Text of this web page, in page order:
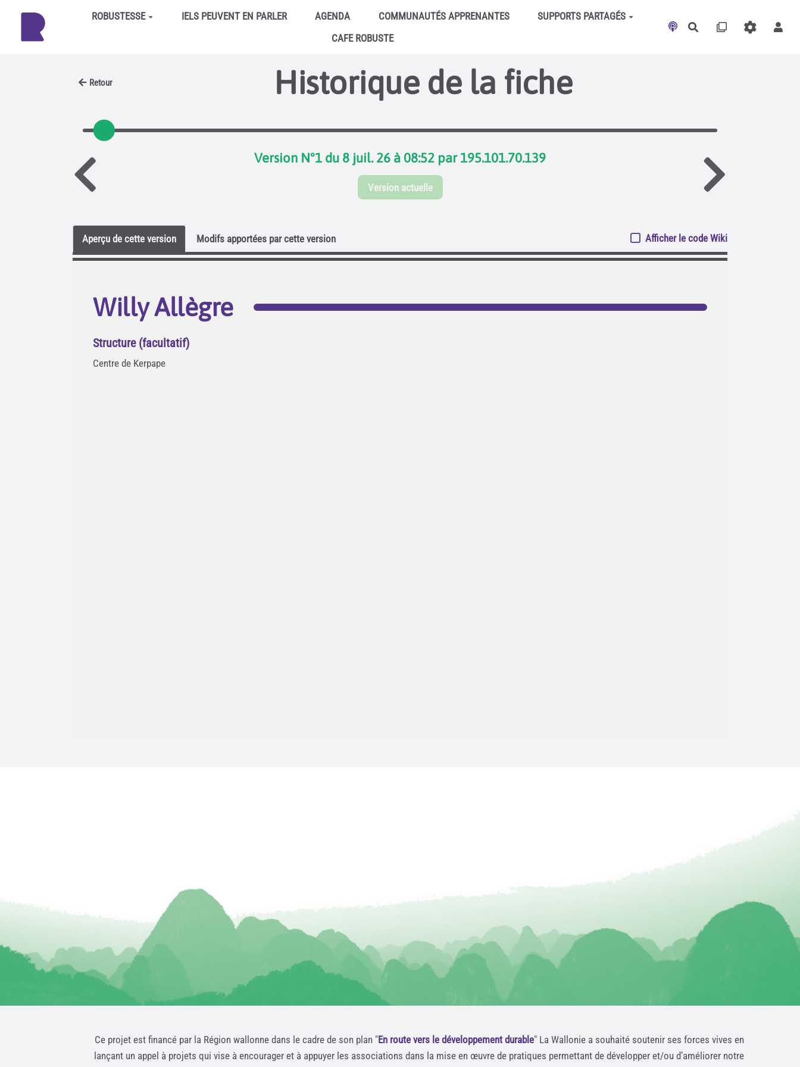
Aller au contenu principalROBUSTESSE IELS PEUVENT EN PARLER AGENDA COMMUNAUTÉS APPRENANTES
SUPPORTS PARTAGÉS
CAFE ROBUSTE
Rechercher
Retour Historique de la fiche
Version N°1 du 8 juil. 26 à 08:52 par 195.101.70.139
Version actuelle
Aperçu de cette version Modifs apportées par cette version Afficher le code Wiki
Willy Allègre
Structure (facultatif)
Centre de Kerpape
Ce projet est financé par la Région wallonne dans le cadre de son plan "En route vers le développement durable" La Wallonie a souhaité soutenir ses forces vives en
lançant un appel à projets qui vise à encourager et à appuyer les associations dans la mise en œuvre de pratiques permettant de développer et/ou d’améliorer notre